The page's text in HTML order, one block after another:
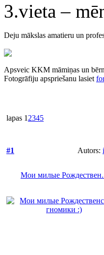
3.vieta –
Deju mākslas amatieru un
Apsveic KKM māmiņas un
Fotogrāfiju apspriešanu lasiet
lapas 1 2345
#1 Autors:
Мои милые